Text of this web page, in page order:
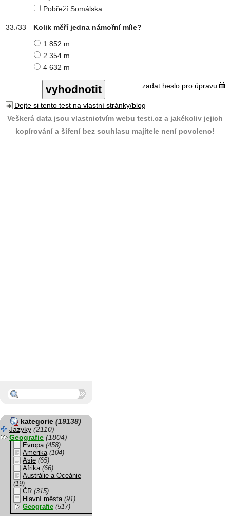
Pobřeží Somálska
Kolik měří jedna námořní míle?
1 852 m
2 354 m
4 632 m
zadat heslo pro úpravu
Dejte si tento test na vlastní stránky/blog
Veškerá data jsou vlastnictvím webu testi.cz a jakékoliv jejich
kopírování a šíření bez souhlasu majitele není povoleno!
kategorie (19138)
Jazyky (2110)
Geografie (1804)
Evropa (458)
Amerika (104)
Asie (65)
Afrika (66)
Austrálie a Oceánie
(19)
ČR (315)
Hlavní města (91)
Geografie (517)